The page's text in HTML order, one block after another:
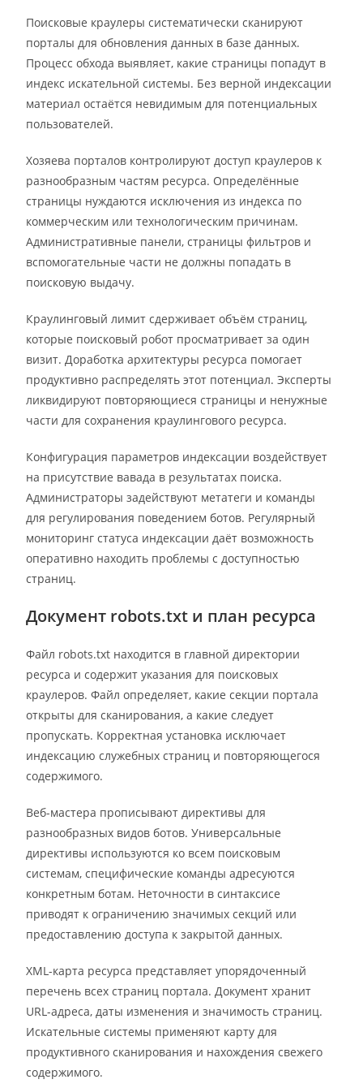
Поисковые краулеры систематически сканируют
порталы для обновления данных в базе данных.
Процесс обхода выявляет, какие страницы попадут в
индекс искательной системы. Без верной индексации
материал остаётся невидимым для потенциальных
пользователей.
Хозяева порталов контролируют доступ краулеров к
разнообразным частям ресурса. Определённые
страницы нуждаются исключения из индекса по
коммерческим или технологическим причинам.
Административные панели, страницы фильтров и
вспомогательные части не должны попадать в
поисковую выдачу.
Краулинговый лимит сдерживает объём страниц,
которые поисковый робот просматривает за один
визит. Доработка архитектуры ресурса помогает
продуктивно распределять этот потенциал. Эксперты
ликвидируют повторяющиеся страницы и ненужные
части для сохранения краулингового ресурса.
Конфигурация параметров индексации воздействует
на присутствие вавада в результатах поиска.
Администраторы задействуют метатеги и команды
для регулирования поведением ботов. Регулярный
мониторинг статуса индексации даёт возможность
оперативно находить проблемы с доступностью
страниц.
Документ robots.txt и план ресурса
Файл robots.txt находится в главной директории
ресурса и содержит указания для поисковых
краулеров. Файл определяет, какие секции портала
открыты для сканирования, а какие следует
пропускать. Корректная установка исключает
индексацию служебных страниц и повторяющегося
содержимого.
Веб-мастера прописывают директивы для
разнообразных видов ботов. Универсальные
директивы используются ко всем поисковым
системам, специфические команды адресуются
конкретным ботам. Неточности в синтаксисе
приводят к ограничению значимых секций или
предоставлению доступа к закрытой данных.
XML-карта ресурса представляет упорядоченный
перечень всех страниц портала. Документ хранит
URL-адреса, даты изменения и значимость страниц.
Искательные системы применяют карту для
продуктивного сканирования и нахождения свежего
содержимого.